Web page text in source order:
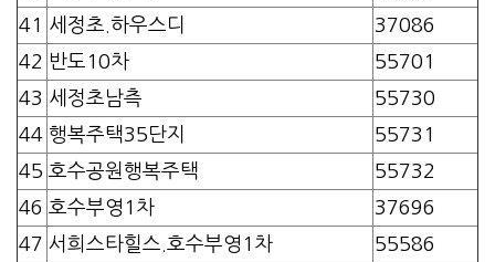
41
세정초.하우스디
37086
42 반도10차
55701
43 세정초남측
55730
44 행복주택35단지
55731
45 호수공원행복주택
55732
46 호수부영1차
37696
47 서희스타힐스.호수부영1차
55586